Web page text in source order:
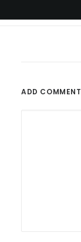
ADD COMMENT